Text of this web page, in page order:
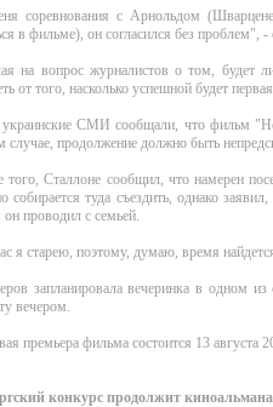
соревнования с Арнольдом
в фильме), он согласился без проблем",
на вопрос журналистов о том, будет
от того, насколько успешной будет
украинские СМИ сообщали, что фильм
случае, продолжение должно быть
того, Сталлоне сообщил, что намерен
собирается туда съездить, однако
проводил с семьей.
я старею, поэтому, думаю, время
запланировала вечеринка в одном
вечером.
премьера фильма состоится 13 августа
конкурс продолжит